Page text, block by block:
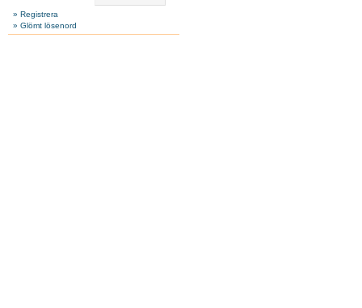
» Registrera
» Glömt lösenord